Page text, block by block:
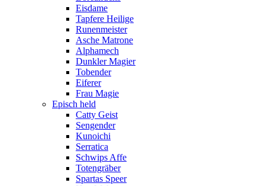
Eisdame
Tapfere Heilige
Runenmeister
Asche Matrone
Alphamech
Dunkler Magier
Tobender
Eiferer
Frau Magie
Episch held
Catty Geist
Sengender
Kunoichi
Serratica
Schwips Affe
Totengräber
Spartas Speer